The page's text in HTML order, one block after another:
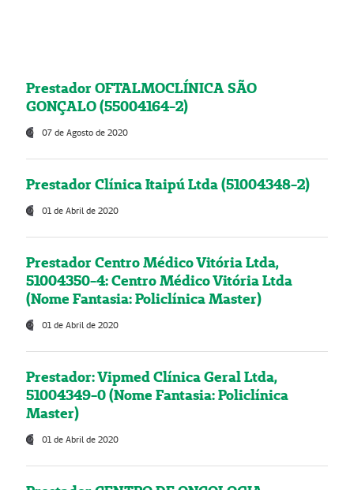
Prestador OFTALMOCLÍNICA SÃO
GONÇALO (55004164-2)
07 de Agosto de 2020
Prestador Clínica Itaipú Ltda (51004348-2)
01 de Abril de 2020
Prestador Centro Médico Vitória Ltda,
51004350-4: Centro Médico Vitória Ltda
(Nome Fantasia: Policlínica Master)
01 de Abril de 2020
Prestador: Vipmed Clínica Geral Ltda,
51004349-0 (Nome Fantasia: Policlínica
Master)
01 de Abril de 2020